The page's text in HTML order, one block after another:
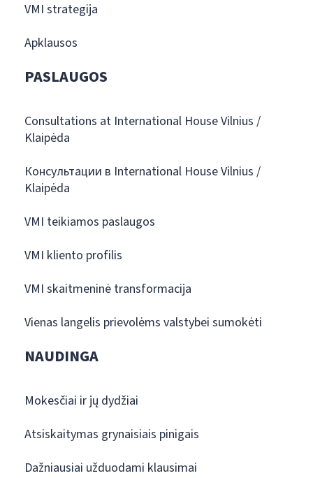
VMI strategija
Apklausos
PASLAUGOS
Consultations at International House Vilnius /
Klaipėda
Консультации в International House Vilnius /
Klaipėda
VMI teikiamos paslaugos
VMI kliento profilis
VMI skaitmeninė transformacija
Vienas langelis prievolėms valstybei sumokėti
NAUDINGA
Mokesčiai ir jų dydžiai
Atsiskaitymas grynaisiais pinigais
Dažniausiai užduodami klausimai